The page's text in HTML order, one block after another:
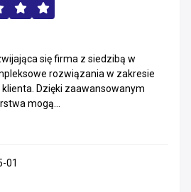
się firma z siedzibą w
rozwiązania w zakresie
klienta. Dzięki zaawansowanym
mogą...
01